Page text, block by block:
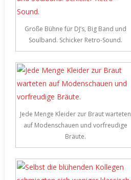
Große Bühne für DJ’s, Big Band und
Soulband. Schicker Retro-Sound.
Jede Menge Kleider zur Braut warteten
auf Modenschauen und vorfreudige
Bräute.